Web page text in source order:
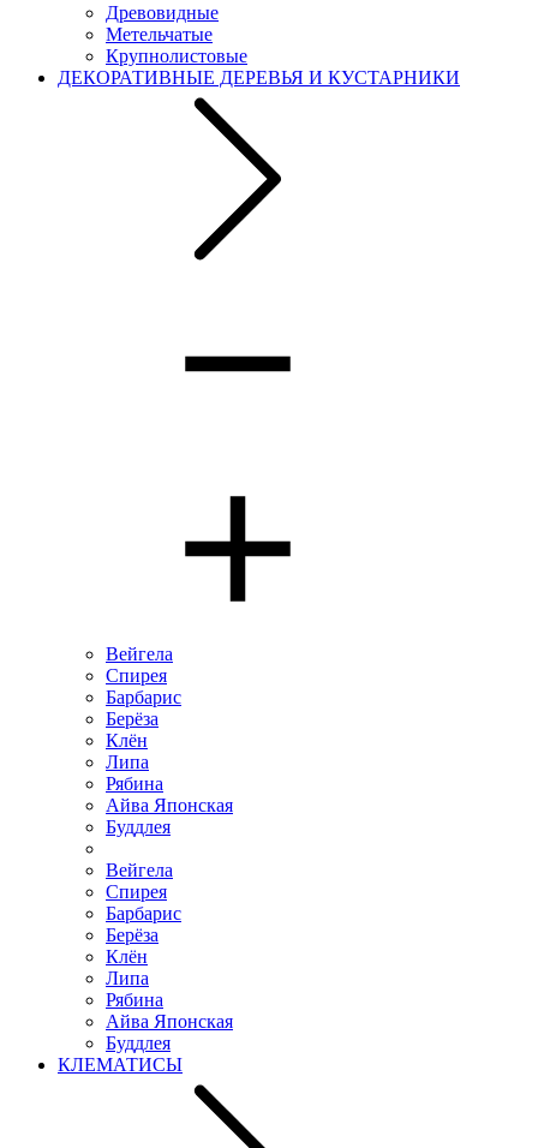
Древовидные
Метельчатые
Крупнолистовые
ДЕКОРАТИВНЫЕ ДЕРЕВЬЯ И КУСТАРНИКИ
Вейгела
Спирея
Барбарис
Берёза
Клён
Липа
Рябина
Айва Японская
Буддлея
Вейгела
Спирея
Барбарис
Берёза
Клён
Липа
Рябина
Айва Японская
Буддлея
КЛЕМАТИСЫ